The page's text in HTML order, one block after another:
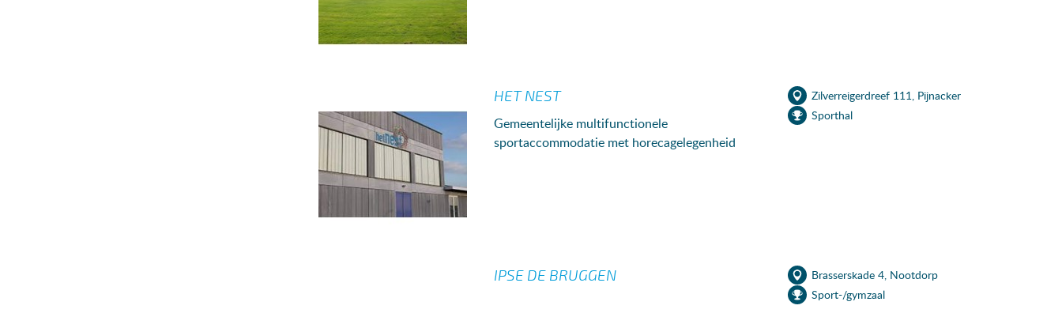
HET NEST
Gemeentelijke multifunctionele
sportaccommodatie met horecagelegenheid
Zilverreigerdreef 111, Pijnacker
Sporthal
IPSE DE BRUGGEN
Brasserskade 4, Nootdorp
Sport-/gymzaal